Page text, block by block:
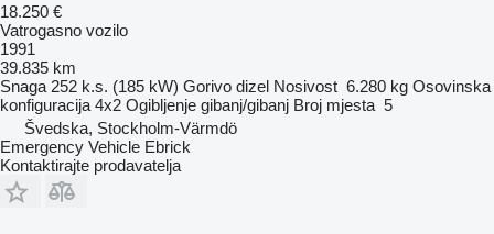
18.250 €
Vatrogasno vozilo
1991
39.835 km
Snaga 252 k.s. (185 kW) Gorivo dizel Nosivost 6.280 kg Osovinska
konfiguracija 4x2 Ogibljenje gibanj/gibanj Broj mjesta 5
Švedska, Stockholm-Värmdö
Emergency Vehicle Ebrick
Kontaktirajte prodavatelja